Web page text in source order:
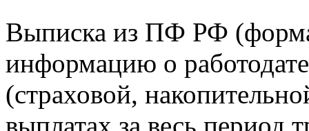
Выписка из ПФ РФ
информацию о
(страховой,
выплатах за весь период